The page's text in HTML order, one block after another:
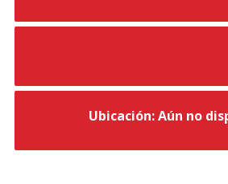
Ubicación: Aún no